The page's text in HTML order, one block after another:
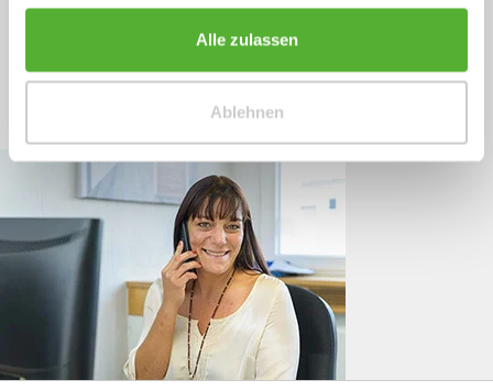
Alle zulassen
Ablehnen
+49 (0)4244 965 34 04
Mo - Do, 09:00 - 16:00 Uhr
und Fr, 09:00 - 13:00 Uhr